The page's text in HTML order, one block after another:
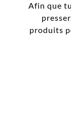
Afin que
produits